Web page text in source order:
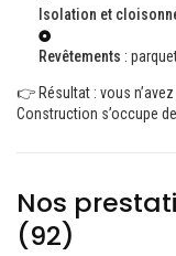
Isolation et
Revêtements :
👉 Résultat : vous
Construction s’occupe
Nos
(92)